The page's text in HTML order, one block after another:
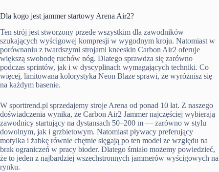
Dla kogo jest jammer startowy Arena Air2?
Ten strój jest stworzony przede wszystkim dla zawodników
szukających wyścigowej kompresji w wygodnym kroju. Natomiast w
porównaniu z twardszymi strojami kneeskin Carbon Air2 oferuje
większą swobodę ruchów nóg. Dlatego sprawdza się zarówno
podczas sprintów, jak i w dyscyplinach wymagających techniki. Co
więcej, limitowana kolorystyka Neon Blaze sprawi, że wyróżnisz się
na każdym basenie.
W sporttrend.pl sprzedajemy stroje Arena od ponad 10 lat. Z naszego
doświadczenia wynika, że Carbon Air2 Jammer najczęściej wybierają
zawodnicy startujący na dystansach 50–200 m — zarówno w stylu
dowolnym, jak i grzbietowym. Natomiast pływacy preferujący
motylka i żabkę równie chętnie sięgają po ten model ze względu na
brak ograniczeń w pracy bioder. Dlatego śmiało możemy powiedzieć,
że to jeden z najbardziej wszechstronnych jammerów wyścigowych na
rynku.